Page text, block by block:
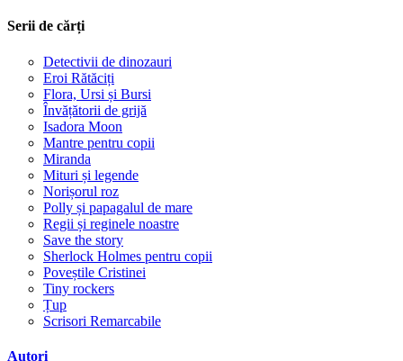
Serii de cărți
Detectivii de dinozauri
Eroi Rătăciți
Flora, Ursi și Bursi
Învățătorii de grijă
Isadora Moon
Mantre pentru copii
Miranda
Mituri și legende
Norișorul roz
Polly și papagalul de mare
Regii și reginele noastre
Save the story
Sherlock Holmes pentru copii
Poveștile Cristinei
Tiny rockers
Țup
Scrisori Remarcabile
Autori